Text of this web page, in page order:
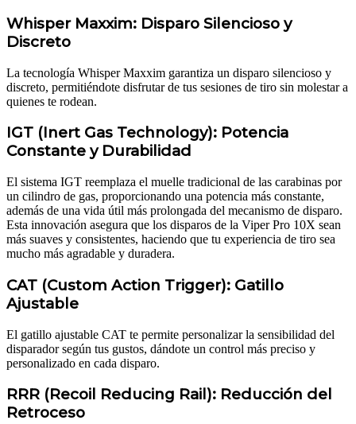
Whisper Maxxim: Disparo Silencioso y
Discreto
La tecnología Whisper Maxxim garantiza un disparo silencioso y
discreto, permitiéndote disfrutar de tus sesiones de tiro sin molestar a
quienes te rodean.
IGT (Inert Gas Technology): Potencia
Constante y Durabilidad
El sistema IGT reemplaza el muelle tradicional de las carabinas por
un cilindro de gas, proporcionando una potencia más constante,
además de una vida útil más prolongada del mecanismo de disparo.
Esta innovación asegura que los disparos de la Viper Pro 10X sean
más suaves y consistentes, haciendo que tu experiencia de tiro sea
mucho más agradable y duradera.
CAT (Custom Action Trigger): Gatillo
Ajustable
El gatillo ajustable CAT te permite personalizar la sensibilidad del
disparador según tus gustos, dándote un control más preciso y
personalizado en cada disparo.
RRR (Recoil Reducing Rail): Reducción del
Retroceso